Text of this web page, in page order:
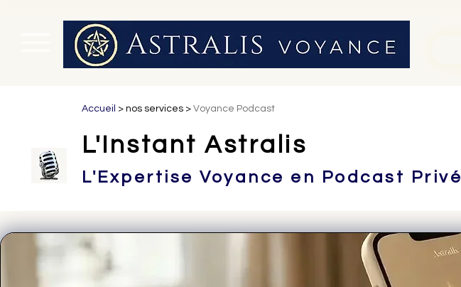
Accueil > nos services > Voyance Podcast
L'Instant Astralis
L'Expertise Voyance en Podcast Privé